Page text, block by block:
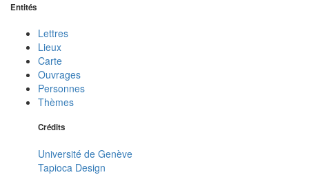
Entités
Lettres
Lieux
Carte
Ouvrages
Personnes
Thèmes
Crédits
Université de Genève
Tapioca Design